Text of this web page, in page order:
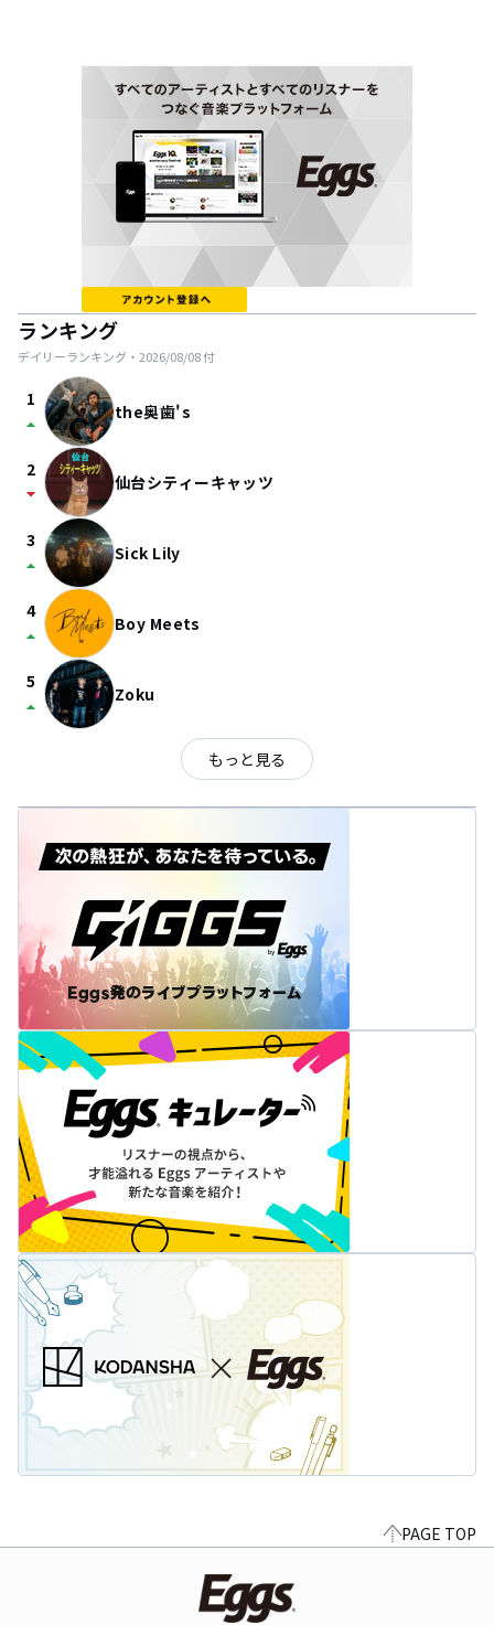
ランキング
デイリーランキング・ 2026/08/08付
1
arrow_drop_up the奥歯's
2
arrow_drop_down 仙台シティーキャッツ
3
arrow_drop_up Sick Lily
4
arrow_drop_up Boy Meets
5
arrow_drop_up Zoku
もっと見る
PAGE TOP